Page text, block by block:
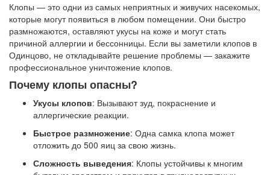
Клопы — это одни из самых неприятных и живучих насекомых,
которые могут появиться в любом помещении. Они быстро
размножаются, оставляют укусы на коже и могут стать
причиной аллергии и бессонницы. Если вы заметили клопов в
Одинцово, не откладывайте решение проблемы — закажите
профессиональное уничтожение клопов.
Почему клопы опасны?
Укусы клопов: Вызывают зуд, покраснение и
аллергические реакции.
Быстрое размножение: Одна самка клопа может
отложить до 500 яиц за свою жизнь.
Сложность выведения: Клопы устойчивы к многим